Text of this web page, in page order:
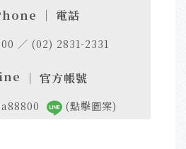
｜ 電話
／ (02) 2831-2331
｜ 官方帳號
(點擊圖案)